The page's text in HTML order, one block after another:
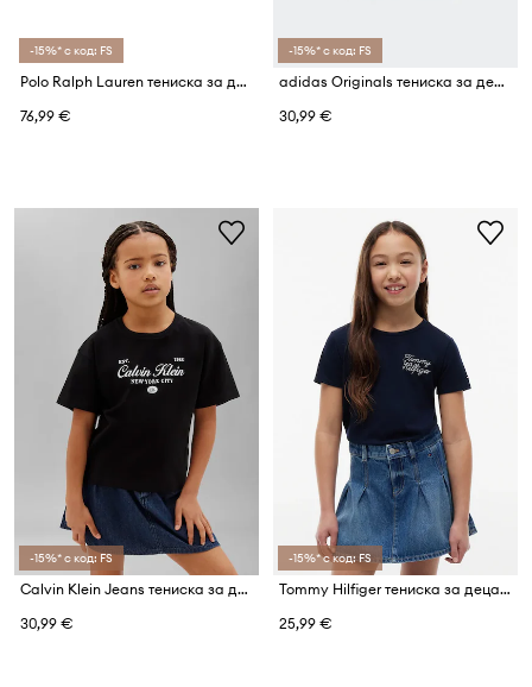
-15%* с код: FS
Polo Ralph Lauren тениска за деца от памук Wimbledon
76,99 €
-15%* с код: FS
adidas Originals тениска за деца от памук
30,99 €
-15%* с код: FS
Calvin Klein Jeans тениска за деца от памук
30,99 €
-15%* с код: FS
Tommy Hilfiger тениска за деца от памук
25,99 €